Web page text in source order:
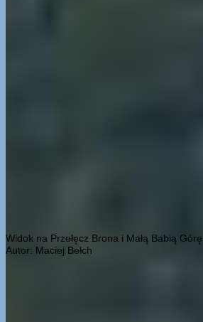
Widok na Przełęcz Brona i Małą Babią Górę .
Autor: Maciej Bełch